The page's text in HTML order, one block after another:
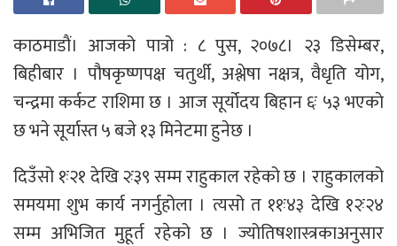
काठमाडाैं। आजको पात्रो : ८ पुस, २०७८। २३ डिसेम्बर,
बिहीबार । पौषकृष्णपक्ष चतुर्थी, अश्लेषा नक्षत्र, वैधृति योग,
चन्द्रमा कर्कट राशिमा छ । आज सूर्योदय बिहान ६ः ५३ भएकाे
छ भने सूर्यास्त ५ बजे १३ मिनेटमा हुनेछ ।
दिउँसो १ः२१ देखि २ः३९ सम्म राहुकाल रहेको छ । राहुकालको
समयमा शुभ कार्य नगर्नुहोला । त्यसो त ११ः४३ देखि १२ः२४
सम्म अभिजित मुहूर्त रहेको छ । ज्योतिषशास्त्रकाअनुसार